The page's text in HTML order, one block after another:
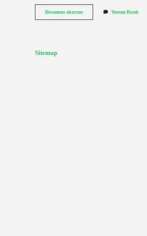
Devamını okuyun
Filtre
Yorum Bırak
Sitemap